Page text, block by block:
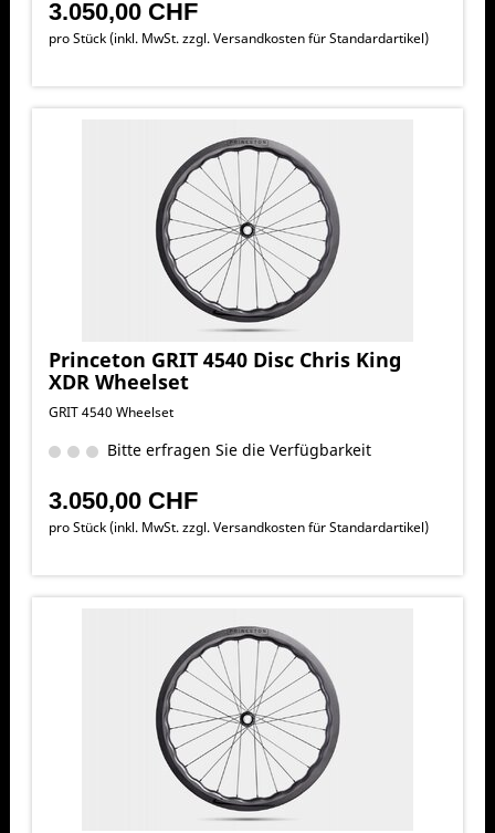
3.050,00 CHF
pro Stück (inkl. MwSt. zzgl.Versandkosten für Standardartikel)
Princeton GRIT 4540 Disc Chris King
XDR Wheelset
GRIT 4540 Wheelset
Bitte erfragen Sie die Verfügbarkeit
3.050,00 CHF
pro Stück (inkl. MwSt. zzgl.Versandkosten für Standardartikel)